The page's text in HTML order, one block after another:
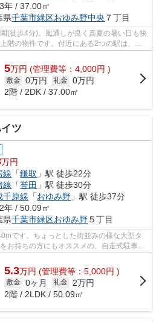
年 / 37.00㎡
県千葉市緑区おゆみ野中央 ７丁目
(徒歩4分)。風通しが良く真夏の暑い日も快
階の物件です。付近にある2つの駅は、用
とが...
5万円 (管理費等：4,000円 )
敷金 0万円 礼金 0万円
2階 / 2DK / 37.00㎡
ツ
万円
線 「鎌取 」駅 徒歩22分
線 「誉田 」駅 徒歩30分
千原線 「おゆみ野 」駅 徒歩37分
年 / 50.09㎡
県千葉市緑区おゆみ野５丁目
です。ちょっとした街並みの様な大型タ
お持ちの方にもオススメの、自走式駐車場
約やご...
5.3万円 (管理費等：5,000円 )
敷金 0ヶ月 礼金
2万円
2階 / 2LDK / 50.09㎡